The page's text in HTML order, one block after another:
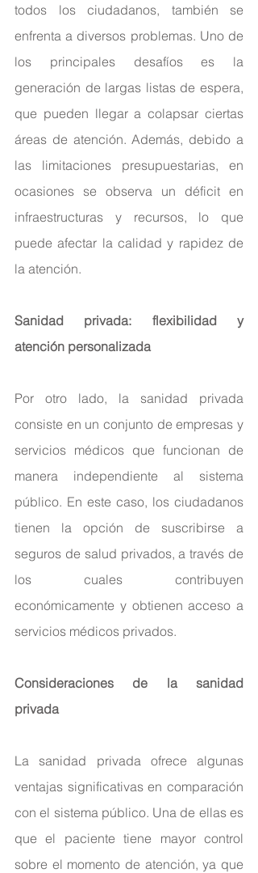
todos los ciudadanos, también se
enfrenta a diversos problemas. Uno de
los principales desafíos es la
generación de largas listas de espera,
que pueden llegar a colapsar ciertas
áreas de atención. Además, debido a
las limitaciones presupuestarias, en
ocasiones se observa un déficit en
infraestructuras y recursos, lo que
puede afectar la calidad y rapidez de
la atención.
Sanidad privada: flexibilidad y
atención personalizada
Por otro lado, la sanidad privada
consiste en un conjunto de empresas y
servicios médicos que funcionan de
manera independiente al sistema
público. En este caso, los ciudadanos
tienen la opción de suscribirse a
seguros de salud privados, a través de
los cuales contribuyen
económicamente y obtienen acceso a
servicios médicos privados.
Consideraciones de la sanidad
privada
La sanidad privada ofrece algunas
ventajas significativas en comparación
con el sistema público. Una de ellas es
que el paciente tiene mayor control
sobre el momento de atención, ya que